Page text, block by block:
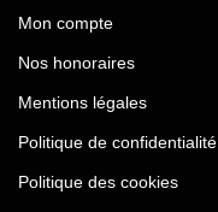
Mon compte
Nos honoraires
Mentions légales
Politique de confidentialité
Politique des cookies